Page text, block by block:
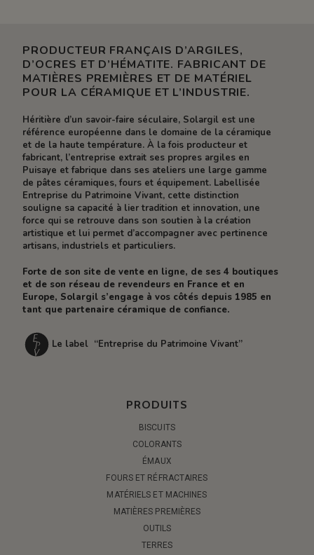
PRODUCTEUR FRANÇAIS D’ARGILES,
D’OCRES ET D’HÉMATITE. FABRICANT DE
MATIÈRES PREMIÈRES ET DE MATÉRIEL
POUR LA CÉRAMIQUE ET L’INDUSTRIE.
Héritière d’un savoir-faire séculaire, Solargil est une
référence européenne dans le domaine de la céramique
et de la haute température. À la fois producteur et
fabricant, l’entreprise extrait ses propres argiles en
Puisaye et fabrique dans ses ateliers une large gamme
de pâtes céramiques, fours et équipement. Labellisée
Entreprise du Patrimoine Vivant, cette distinction
souligne sa capacité à lier tradition et innovation, une
force qui se retrouve dans son soutien à la création
artistique et lui permet d’accompagner avec pertinence
artisans, industriels et particuliers.
Forte de son site de vente en ligne, de ses 4 boutiques
et de son réseau de revendeurs en France et en
Europe, Solargil s’engage à vos côtés depuis 1985 en
tant que partenaire céramique de confiance.
Le label “Entreprise du Patrimoine Vivant”
PRODUITS
BISCUITS
COLORANTS
ÉMAUX
FOURS ET RÉFRACTAIRES
MATÉRIELS ET MACHINES
MATIÈRES PREMIÈRES
OUTILS
TERRES